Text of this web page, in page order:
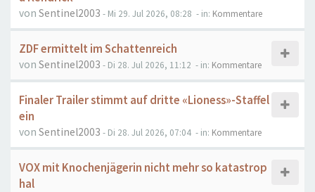
von Sentinel2003 - Mi 29. Jul 2026, 08:28 - in: Kommentare
ZDF ermittelt im Schattenreich
von Sentinel2003 - Di 28. Jul 2026, 11:12 - in: Kommentare
Finaler Trailer stimmt auf dritte «Lioness»-Staffel
ein
von Sentinel2003 - Di 28. Jul 2026, 07:04 - in: Kommentare
VOX mit Knochenjägerin nicht mehr so katastrop
hal